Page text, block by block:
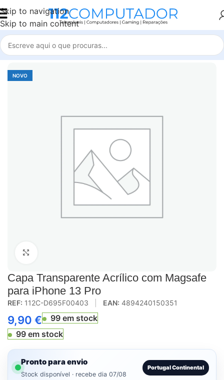
Skip to navigation
Skip to main content
Início Accessories
NOVO
Capa Transparente Acrílico com Magsafe
para iPhone 13 Pro
REF: 112C-D695F00403 EAN: 4894240150351
9,90 €
99 em stock
99 em stock
Pronto para envio
Stock disponível · recebe dia 07/08
Portugal Continental